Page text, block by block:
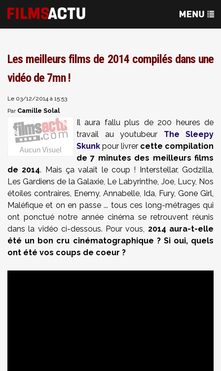
Les meilleurs films de 2014 compilés dans une
vidéo de 7mn !
Le 03/12/2014 à 15:53
Par Camille Solal
Il aura fallu plus de 200 heures de
travail au youtubeur The Sleepy
Skunk pour livrer cette compilation
de 7 minutes des meilleurs films
de 2014. Mais ça valait le coup ! Interstellar, Godzilla,
Les Gardiens de la Galaxie, Le Labyrinthe, Joe, Lucy, Nos
étoiles contraires, Enemy, Annabelle, Ida, Fury, Gone Girl,
Maléfique et on en passe ... tous ces long-métrages qui
ont ponctué notre année cinéma se retrouvent réunis
dans la vidéo ci-dessous. Pour vous, 2014 aura-t-elle
été un bon cru cinématographique ? Si oui, quels
ont été vos coups de coeur ?